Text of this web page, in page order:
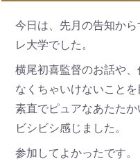
今日は、先月の告知か
レ大学でした。
横尾初喜監督のお話や
なくちゃいけないこと
素直でピュアなあたた
ビシビシ感じました。
参加してよかったです。